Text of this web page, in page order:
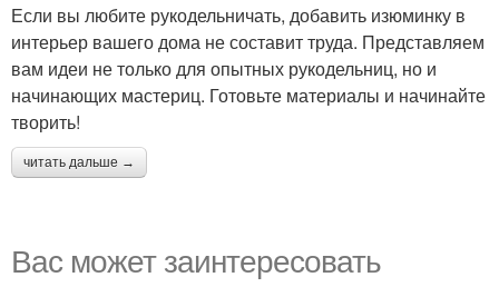
Если вы любите рукодельничать, добавить изюминку в
интерьер вашего дома не составит труда. Представляем
вам идеи не только для опытных рукодельниц, но и
начинающих мастериц. Готовьте материалы и начинайте
творить!
читать дальше →
Вас может заинтересовать